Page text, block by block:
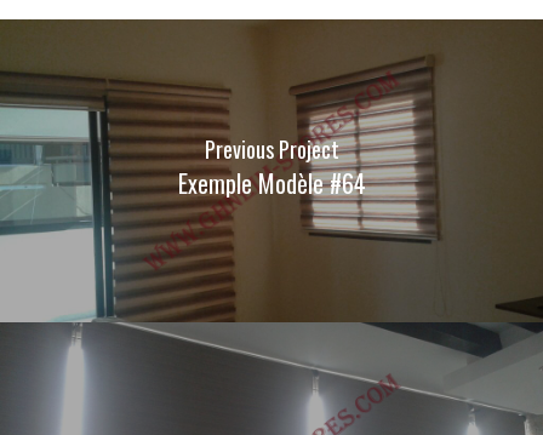
Previous Project
Exemple Modèle #64